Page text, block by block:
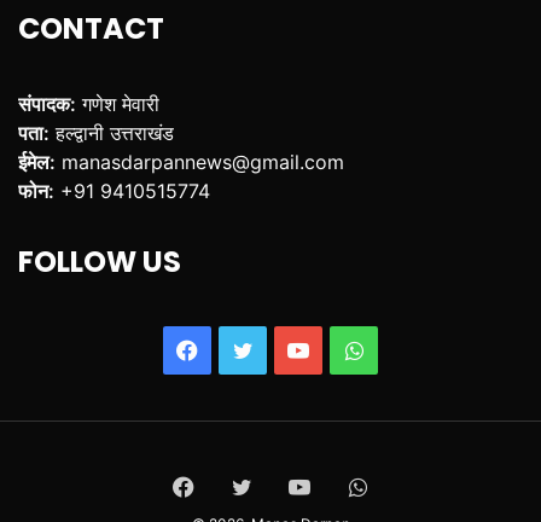
CONTACT
संपादक: गणेश मेवारी
पता: हल्द्वानी उत्तराखंड
ईमेल: manasdarpannews@gmail.com
फोन: +91 9410515774
FOLLOW US
Facebook
TwitterYouTubeWhatsApp
Facebook
TwitterYouTubeWhatsApp